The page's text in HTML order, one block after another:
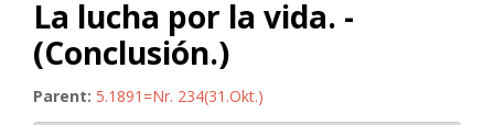
La lucha por la vida. -
(Conclusión.)
Parent: 5.1891=Nr. 234(31.Okt.)